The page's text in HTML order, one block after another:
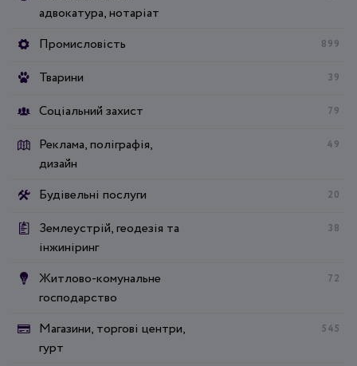
адвокатура, нотаріат
Промисловість 899
Тварини 39
Соціальний захист 79
Реклама, поліграфія,
дизайн
49
Будівельні послуги 20
Землеустрій, геодезія та
інжиніринг
38
Житлово-комунальне
господарство
72
Магазини, торгові центри,
гурт
545